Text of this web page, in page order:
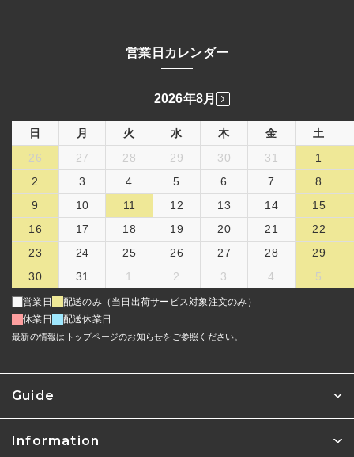
Guide
Information
営業日カレンダー
2026年8月
日 月 火 水 木 金
土
26
27 28 29 30 31
1
2
3 4 5 6 7
8
9
10 11 12 13 14
15
16
17 18 19 20 21
22
23
24 25 26 27 28
29
30
31 1 2 3 4 5
営業日
配送のみ（当日出荷サービス対象注文のみ）
休業日
配送休業日
最新の情報はトップページのお知らせをご参照ください。